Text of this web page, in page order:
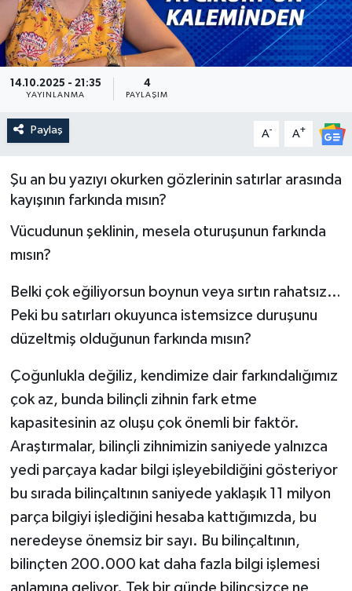
14.10.2025 - 21:35
YAYINLANMA
4
PAYLAŞIM
Paylaş A- A+
Şu an bu yazıyı okurken gözlerinin satırlar arasında
kayışının farkında mısın?
Vücudunun şeklinin, mesela oturuşunun farkında
mısın?
Belki çok eğiliyorsun boynun veya sırtın rahatsız…
Peki bu satırları okuyunca istemsizce duruşunu
düzeltmiş olduğunun farkında mısın?
Çoğunlukla değiliz, kendimize dair farkındalığımız
çok az, bunda bilinçli zihnin fark etme
kapasitesinin az oluşu çok önemli bir faktör.
Araştırmalar, bilinçli zihnimizin saniyede yalnızca
yedi parçaya kadar bilgi işleyebildiğini gösteriyor
bu sırada bilinçaltının saniyede yaklaşık 11 milyon
parça bilgiyi işlediğini hesaba kattığımızda, bu
neredeyse önemsiz bir sayı. Bu bilinçaltının,
bilinçten 200.000 kat daha fazla bilgi işlemesi
Güncel
Kültür & Sanat
Sağlık & Yaşam
Siyaset